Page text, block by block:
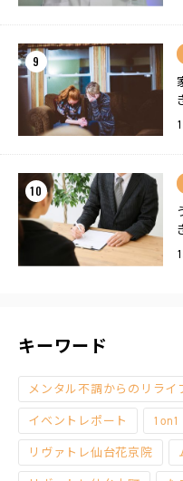
9
10
キーワード
メンタル不調からのリライ
イベントレポート 1on1
リヴァトレ仙台花京院